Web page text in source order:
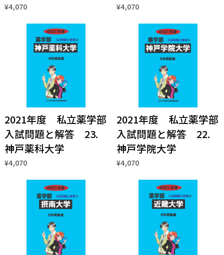
¥4,070 ¥4,070
2021年度 私立薬学部
入試問題と解答 23.
神戸薬科大学
¥4,070
2021年度 私立薬学部
入試問題と解答 22.
神戸学院大学
¥4,070